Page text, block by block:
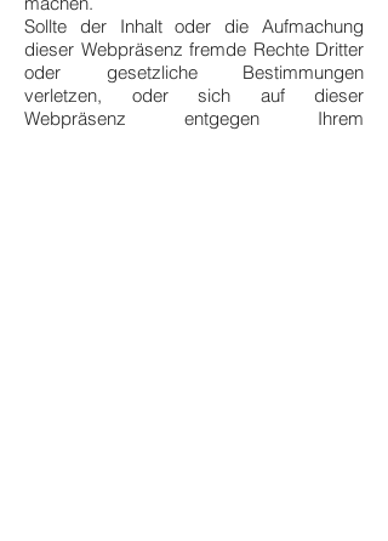
Sollte der Inhalt oder die Aufmachung
dieser Webpräsenz fremde Rechte Dritter
oder gesetzliche Bestimmungen
verletzen, oder sich auf dieser
Webpräsenz entgegen Ihrem